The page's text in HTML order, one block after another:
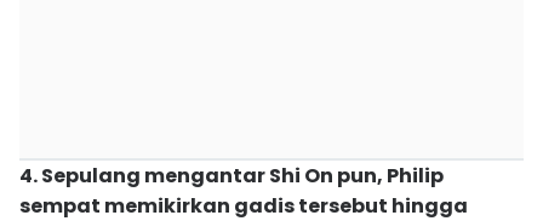
4. Sepulang mengantar Shi On pun, Philip
sempat memikirkan gadis tersebut hingga